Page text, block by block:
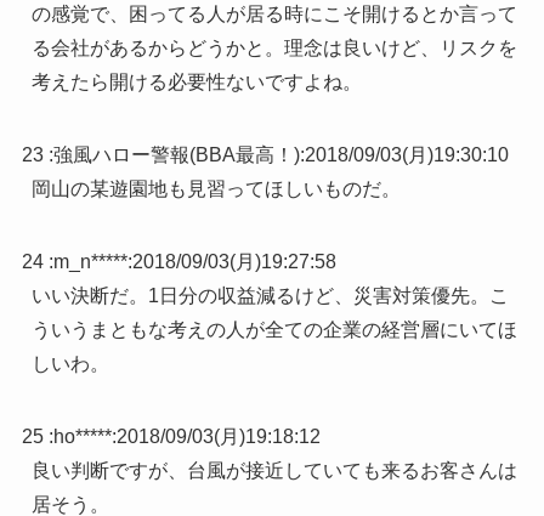
の感覚で、困ってる人が居る時にこそ開けるとか言って
る会社があるからどうかと。理念は良いけど、リスクを
考えたら開ける必要性ないですよね。
23 :強風ハロー警報(BBA最高！):2018/09/03(月)19:30:10
岡山の某遊園地も見習ってほしいものだ。
24 :m_n*****:2018/09/03(月)19:27:58
いい決断だ。1日分の収益減るけど、災害対策優先。こ
ういうまともな考えの人が全ての企業の経営層にいてほ
しいわ。
25 :ho*****:2018/09/03(月)19:18:12
良い判断ですが、台風が接近していても来るお客さんは
居そう。